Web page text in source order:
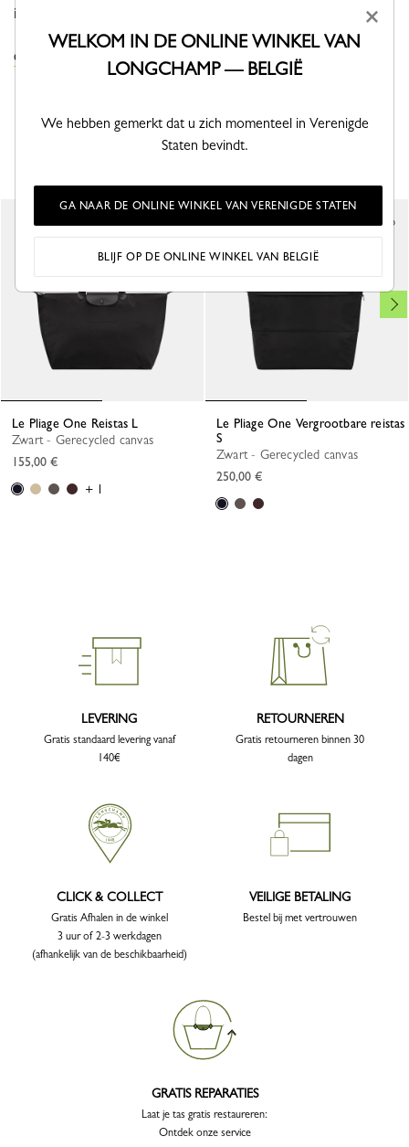
in moeiteloze stijl.
OM DE COLLECTIE LE PLIAGE ONE TE ZIEN
DIT VIND JE MISSCHIEN OOK LEUK
Le Pliage One Reistas L
Zwart - Gerecycled canvas
155,00 €
+ 1
Le Pliage One Vergrootbare reistas
S
Zwart - Gerecycled canvas
250,00 €
LEVERING
Gratis standaard levering vanaf
140€
RETOURNEREN
Gratis retourneren binnen 30
dagen
CLICK & COLLECT
Gratis Afhalen in de winkel
3 uur of 2-3 werkdagen
(afhankelijk van de beschikbaarheid)
VEILIGE BETALING
Bestel bij met vertrouwen
GRATIS REPARATIES
Laat je tas gratis restaureren:
Ontdek onze service
×
WELKOM IN DE ONLINE WINKEL VAN
LONGCHAMP — BELGIË
We hebben gemerkt dat u zich momenteel in Verenigde
Staten bevindt.
GA NAAR DE ONLINE WINKEL VAN VERENIGDE STATEN
BLIJF OP DE ONLINE WINKEL VAN BELGIË